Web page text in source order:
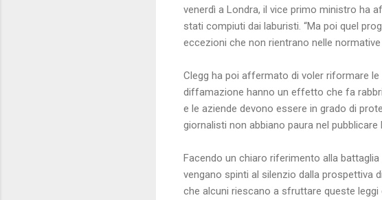
venerdì a Londra, il vice primo ministro ha
stati compiuti dai laburisti. “Ma poi quel
eccezioni che non rientrano nelle
Clegg ha poi affermato di voler riformare le
diffamazione hanno un effetto che fa
e le aziende devono essere in grado di
giornalisti non abbiano paura nel pubblicare
Facendo un chiaro riferimento alla
vengano spinti al silenzio dalla prospettiva
che alcuni riescano a sfruttare queste leggi